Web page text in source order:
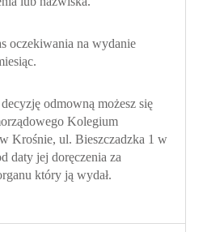
oczekiwania na wydanie
odmowną możesz się
Kolegium
Krośnie, ul. Bieszczadzka 1 w
daty jej doręczenia za
który ją wydał.